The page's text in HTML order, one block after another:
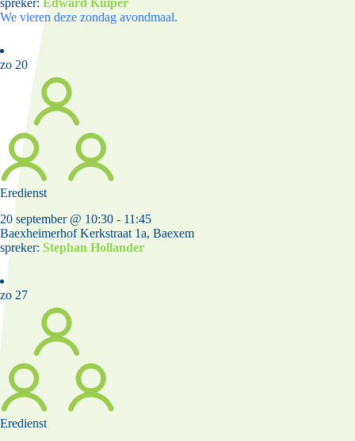
spreker: Edward Kuiper
We vieren deze zondag avondmaal.
zo 20
Eredienst
20 september @ 10:30 - 11:45
BaexheimerhofKerkstraat 1a, Baexem
spreker: Stephan Hollander
zo 27
Eredienst